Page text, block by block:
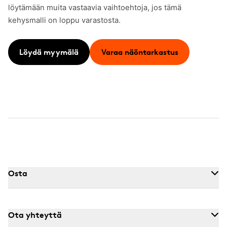
löytämään muita vastaavia vaihtoehtoja, jos tämä
kehysmalli on loppu varastosta.
Löydä myymälä Varaa näöntarkastus
Osta
Ota yhteyttä